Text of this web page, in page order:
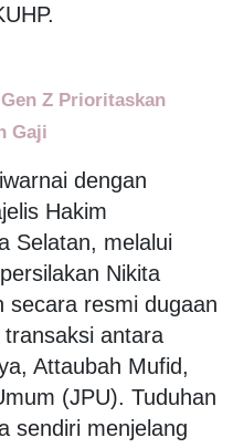
Z Prioritaskan
Gaji
dengan
Hakim
Selatan, melalui
Nikita
secara resmi dugaan
antara
Attaubah Mufid,
(JPU). Tuduhan
sendiri menjelang